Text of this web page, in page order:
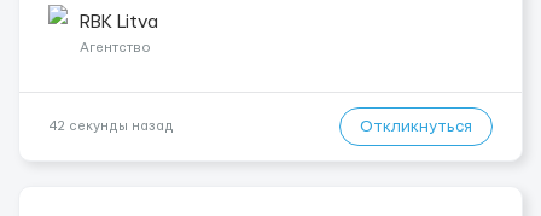
среднем 400–500 км в день. Погр...
RBK Litva
Агентство
42 секунды назад Откликнуться